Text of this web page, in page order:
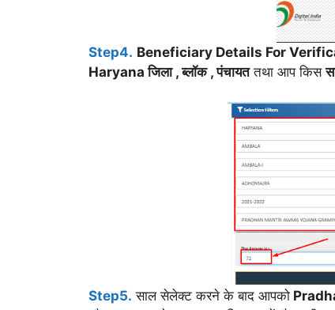
Step4. Beneficiary Details For
Haryana जिला , ब्लॉक , पंचायततथा आप किस
Step5. साल सेलेक्ट करने के बाद आपको